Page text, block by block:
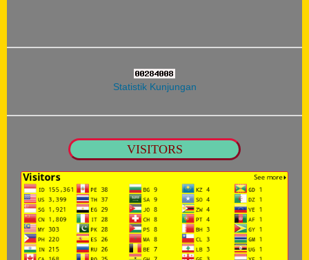
Statistik Kunjungan
VISITORS